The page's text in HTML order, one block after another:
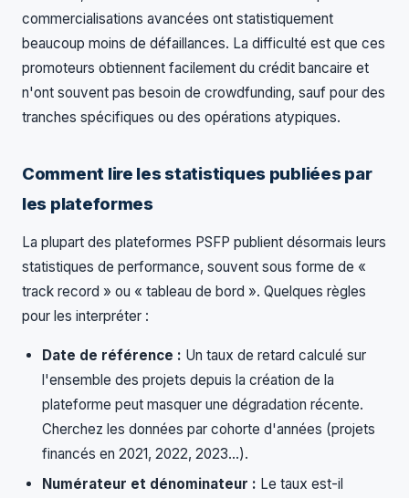
commercialisations avancées ont statistiquement
beaucoup moins de défaillances. La difficulté est que ces
promoteurs obtiennent facilement du crédit bancaire et
n'ont souvent pas besoin de crowdfunding, sauf pour des
tranches spécifiques ou des opérations atypiques.
Comment lire les statistiques publiées par
les plateformes
La plupart des plateformes PSFP publient désormais leurs
statistiques de performance, souvent sous forme de «
track record » ou « tableau de bord ». Quelques règles
pour les interpréter :
Date de référence : Un taux de retard calculé sur
l'ensemble des projets depuis la création de la
plateforme peut masquer une dégradation récente.
Cherchez les données par cohorte d'années (projets
financés en 2021, 2022, 2023...).
Numérateur et dénominateur : Le taux est-il